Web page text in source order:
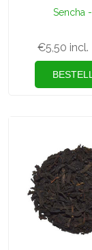
Sencha
€5,50